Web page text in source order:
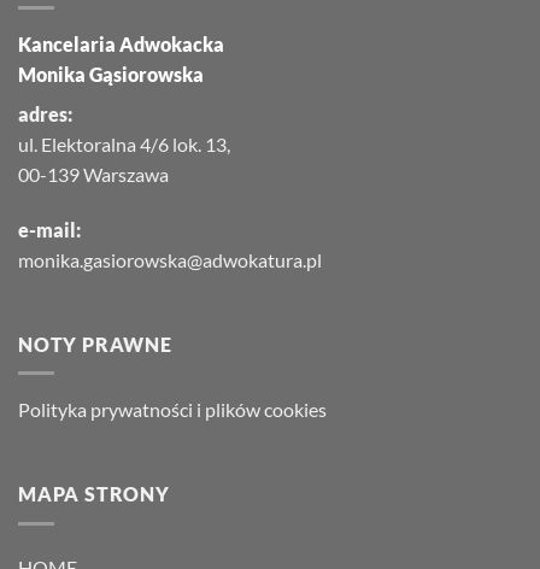
Kancelaria Adwokacka
Monika Gąsiorowska
adres:
ul. Elektoralna 4/6 lok. 13,
00-139 Warszawa
e-mail:
monika.gasiorowska@adwokatura.pl
NOTY PRAWNE
Polityka prywatności i plików cookies
MAPA STRONY